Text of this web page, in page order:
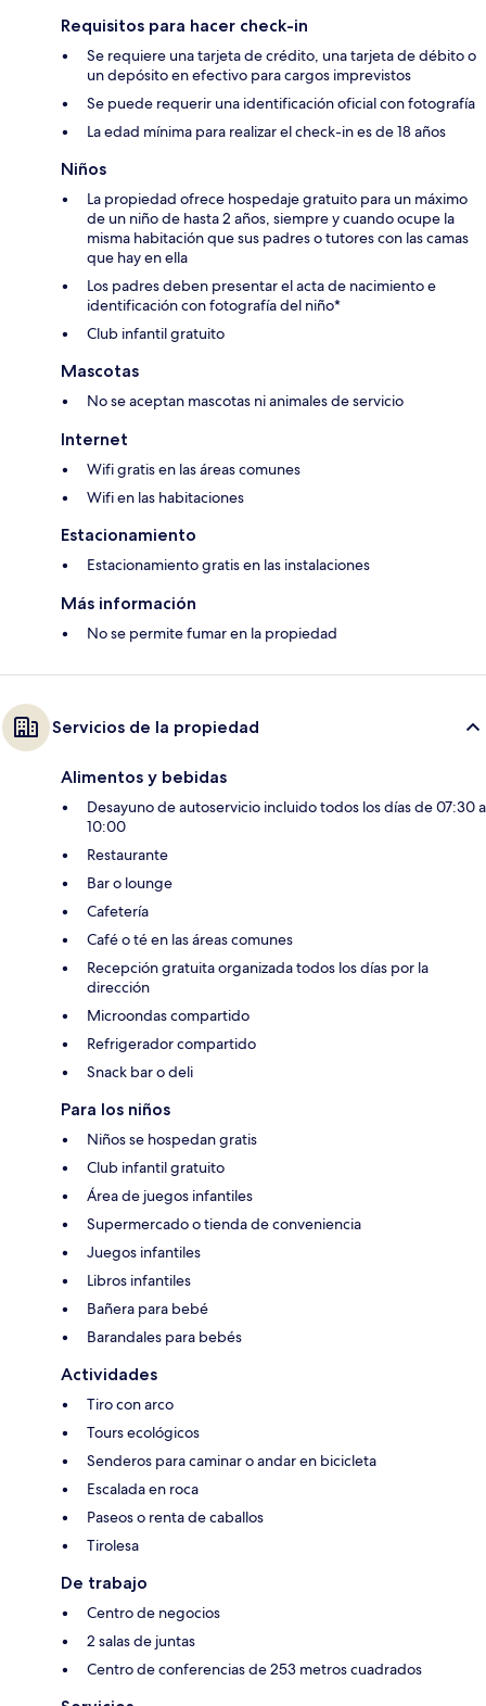
Requisitos para hacer check-in
Se requiere una tarjeta de crédito, una tarjeta de débito o
un depósito en efectivo para cargos imprevistos
Se puede requerir una identificación oficial con fotografía
La edad mínima para realizar el check-in es de 18 años
Niños
La propiedad ofrece hospedaje gratuito para un máximo
de un niño de hasta 2 años, siempre y cuando ocupe la
misma habitación que sus padres o tutores con las camas
que hay en ella
Los padres deben presentar el acta de nacimiento e
identificación con fotografía del niño*
Club infantil gratuito
Mascotas
No se aceptan mascotas ni animales de servicio
Internet
Wifi gratis en las áreas comunes
Wifi en las habitaciones
Estacionamiento
Estacionamiento gratis en las instalaciones
Más información
No se permite fumar en la propiedad
Servicios de la propiedad
Alimentos y bebidas
Desayuno de autoservicio incluido todos los días de 07:30 a
10:00
Restaurante
Bar o lounge
Cafetería
Café o té en las áreas comunes
Recepción gratuita organizada todos los días por la
dirección
Microondas compartido
Refrigerador compartido
Snack bar o deli
Para los niños
Niños se hospedan gratis
Club infantil gratuito
Área de juegos infantiles
Supermercado o tienda de conveniencia
Juegos infantiles
Libros infantiles
Bañera para bebé
Barandales para bebés
Actividades
Tiro con arco
Tours ecológicos
Senderos para caminar o andar en bicicleta
Escalada en roca
Paseos o renta de caballos
Tirolesa
De trabajo
Centro de negocios
2 salas de juntas
Centro de conferencias de 253 metros cuadrados